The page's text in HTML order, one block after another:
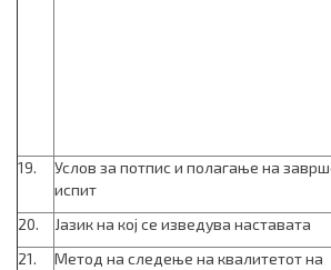
19.
Услов за потпис и полагање на
испит
20. Јазик на кој се изведува наставата
21.
Метод на следење на квалитетот на